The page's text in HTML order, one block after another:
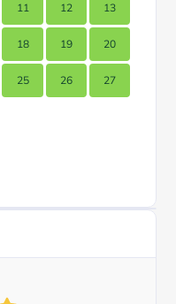
11 12 13
18 19 20
25 26 27